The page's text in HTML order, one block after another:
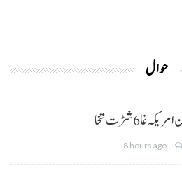
حوال
6 شڑت تخا
8 hours ago